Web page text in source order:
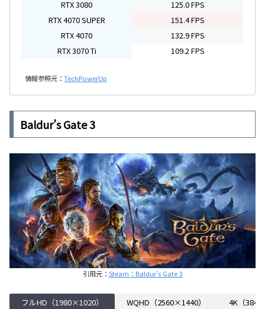
RTX 3080
125.0 FPS
RTX 4070 SUPER
151.4 FPS
RTX 4070
132.9 FPS
RTX 3070 Ti
109.2 FPS
情報参照元：TechPowerUp
Baldur’s Gate 3
引用元： Steam：Baldur’s Gate 3
フルHD（1980×1020） WQHD（2560×1440） 4K（